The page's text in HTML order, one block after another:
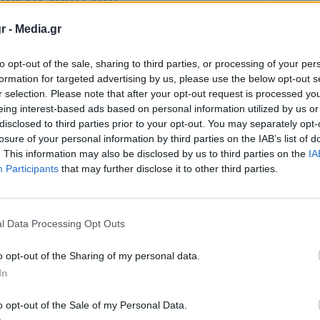
- Media.gr
opt-out of the sale, sharing to third parties, or processing of your
for targeted advertising by us, please use the below opt-out
selection. Please note that after your opt-out request is processed
interest-based ads based on personal information utilized by us
to third parties prior to your opt-out. You may separately
of your personal information by third parties on the IAB’s list of
This information may also be disclosed by us to third parties on the
Participants that may further disclose it to other third parties.
Data Processing Opt Outs
opt-out of the Sharing of my personal data.
opt-out of the Sale of my Personal Data.
της επίθεσης ενόπλου που σημειώθηκε
ανακοίνωσαν σήμερα οι ισραηλινές και
μεταξύ των θυμάτων της επίθεσης,
ανάμεσα στους οποίους ένας
προάστιο του Τελ Αβίβ στο οποίο
αναφέρει η αστυνομία σε ανακοίνωσή της.
σε ανακοίνωσή της «την
Μπρακ από την οποία έχασαν τη ζωή
ότι δύο Ουκρανοί πολίτες